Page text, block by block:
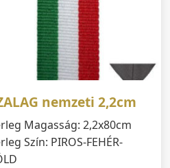
nemzeti 2,2cm
Magasság: 2,2x80cm
Szín: PIROS-FEHÉR-